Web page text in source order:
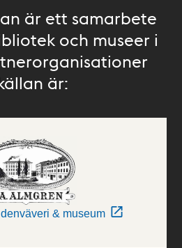
är ett samarbete
och museer i
är:
& museum